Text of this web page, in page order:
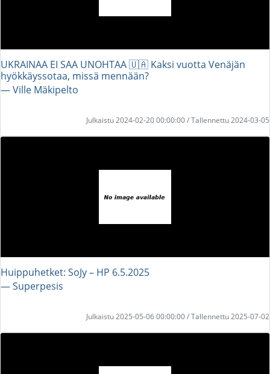
UKRAINAA EI SAA UNOHTAA 🇺🇦 Kaksi vuotta Venäjän
hyökkäyssotaa, missä mennään?
― Ville Mäkipelto
Julkaistu 2024-02-20 00:00:00 / Tallennettu 2024-03-05
Huippuhetket: SoJy – HP 6.5.2025
― Superpesis
Julkaistu 2025-05-06 00:00:00 / Tallennettu 2025-07-02